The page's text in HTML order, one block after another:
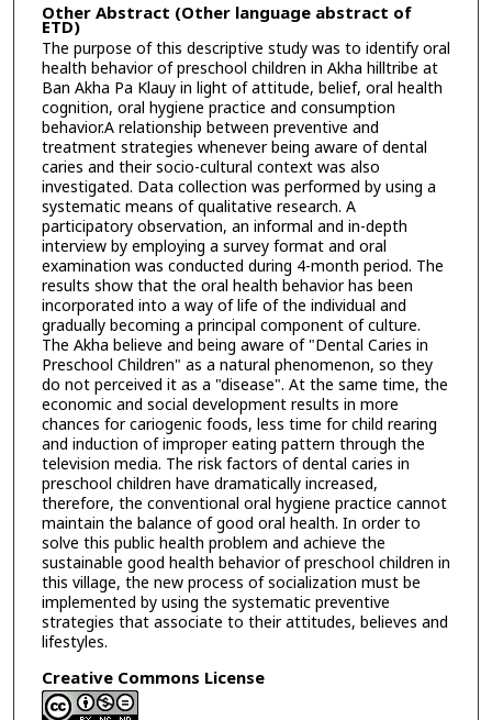
Other Abstract (Other language abstract of
ETD)
The purpose of this descriptive study was to identify oral
health behavior of preschool children in Akha hilltribe at
Ban Akha Pa Klauy in light of attitude, belief, oral health
cognition, oral hygiene practice and consumption
behavior.A relationship between preventive and
treatment strategies whenever being aware of dental
caries and their socio-cultural context was also
investigated. Data collection was performed by using a
systematic means of qualitative research. A
participatory observation, an informal and in-depth
interview by employing a survey format and oral
examination was conducted during 4-month period. The
results show that the oral health behavior has been
incorporated into a way of life of the individual and
gradually becoming a principal component of culture.
The Akha believe and being aware of "Dental Caries in
Preschool Children" as a natural phenomenon, so they
do not perceived it as a "disease". At the same time, the
economic and social development results in more
chances for cariogenic foods, less time for child rearing
and induction of improper eating pattern through the
television media. The risk factors of dental caries in
preschool children have dramatically increased,
therefore, the conventional oral hygiene practice cannot
maintain the balance of good oral health. In order to
solve this public health problem and achieve the
sustainable good health behavior of preschool children in
this village, the new process of socialization must be
implemented by using the systematic preventive
strategies that associate to their attitudes, believes and
lifestyles.
Creative Commons License